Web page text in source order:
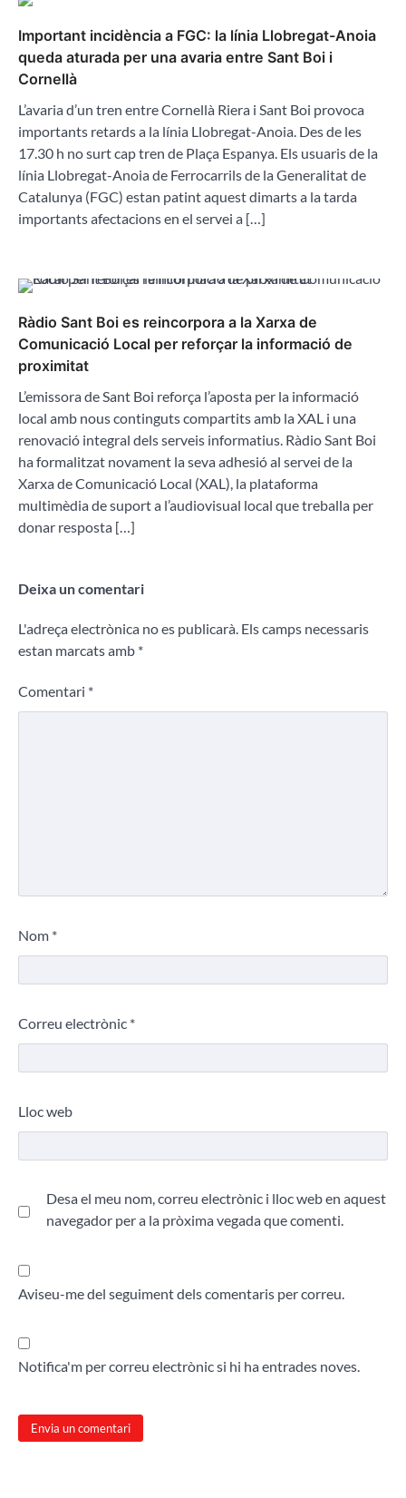
Important incidència a FGC: la línia Llobregat-Anoia
queda aturada per una avaria entre Sant Boi i
Cornellà
L’avaria d’un tren entre Cornellà Riera i Sant Boi provoca
importants retards a la línia Llobregat-Anoia. Des de les
17.30 h no surt cap tren de Plaça Espanya. Els usuaris de la
línia Llobregat-Anoia de Ferrocarrils de la Generalitat de
Catalunya (FGC) estan patint aquest dimarts a la tarda
importants afectacions en el servei a […]
Ràdio Sant Boi es reincorpora a la Xarxa de
Comunicació Local per reforçar la informació de
proximitat
L’emissora de Sant Boi reforça l’aposta per la informació
local amb nous continguts compartits amb la XAL i una
renovació integral dels serveis informatius. Ràdio Sant Boi
ha formalitzat novament la seva adhesió al servei de la
Xarxa de Comunicació Local (XAL), la plataforma
multimèdia de suport a l’audiovisual local que treballa per
donar resposta […]
Deixa un comentari
L'adreça electrònica no es publicarà. Els camps necessaris
estan marcats amb *
Comentari *
Nom *
Correu electrònic *
Lloc web
Desa el meu nom, correu electrònic i lloc web en aquest
navegador per a la pròxima vegada que comenti.
Aviseu-me del seguiment dels comentaris per correu.
Notifica'm per correu electrònic si hi ha entrades noves.